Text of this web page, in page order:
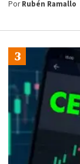
PorRubén Ramallo